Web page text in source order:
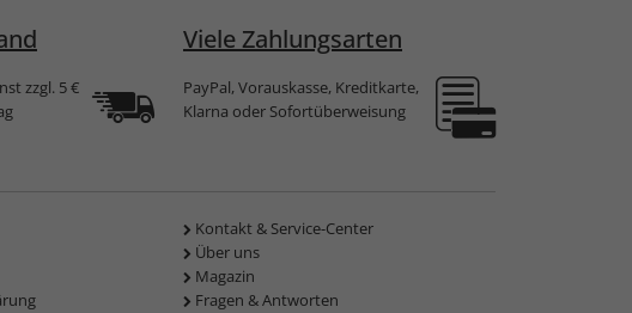
zzgl. 5 €
Viele Zahlungsarten
PayPal, Vorauskasse, Kreditkarte,
Klarna oder Sofortüberweisung
Kontakt & Service-Center
Über uns
Magazin
Fragen & Antworten